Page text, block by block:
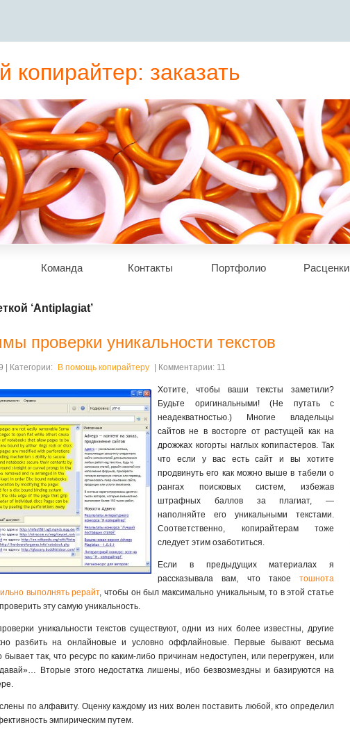
копирайтер: заказать
статьи, рерайт
Команда Контакты Портфолио Расценки
‘Аntiplagiat’
проверки уникальности текстов
| Категории: В помощь копирайтеру | Комментарии: 11
Хотите, чтобы ваши тексты заметили?
Будьте оригинальными! (Не путать с
неадекватностью.) Многие владельцы
сайтов не в восторге от растущей как на
дрожжах когорты наглых копипастеров. Так
что если у вас есть сайт и вы хотите
продвинуть его как можно выше в табели о
рангах поисковых систем, избежав
штрафных баллов за плагиат, —
наполняйте его уникальными текстами.
Соответственно, копирайтерам тоже
следует этим озаботиться.
Если в предыдущих материалах я
рассказывала вам, что такое тошнота
выполнять рерайт, чтобы он был максимально уникальным, то в этой статье
эту самую уникальность.
уникальности текстов существуют, одни из них более известны, другие
разбить на онлайновые и условно оффлайновые. Первые бывают весьма
так, что ресурс по каким-либо причинам недоступен, или перегружен, или
Вторые этого недостатка лишены, ибо безвозмездны и базируются на
по алфавиту. Оценку каждому из них волен поставить любой, кто определил
эмпирическим путем.